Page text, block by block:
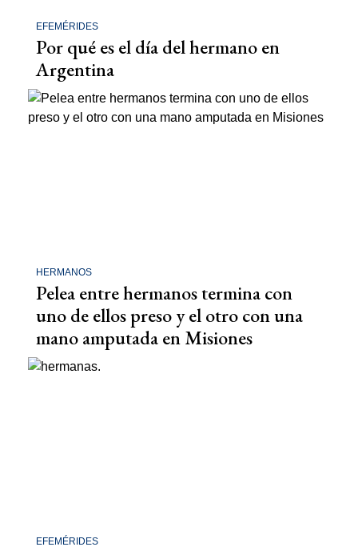
EFEMÉRIDES
Por qué es el día del hermano en
Argentina
HERMANOS
Pelea entre hermanos termina con
uno de ellos preso y el otro con una
mano amputada en Misiones
EFEMÉRIDES